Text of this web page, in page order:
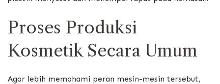
Proses Produksi
Kosmetik Secara Umum
Agar lebih memahami peran mesin-mesin tersebut,